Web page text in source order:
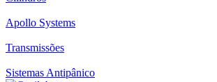
Apollo Systems
Transmissões
Sistemas Antipânico